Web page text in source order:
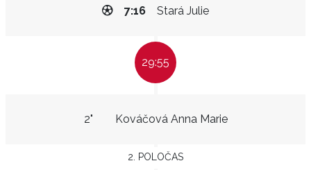
Stará Julie
7:16
29:55
Kováčová Anna Marie
2"
2. POLOČAS